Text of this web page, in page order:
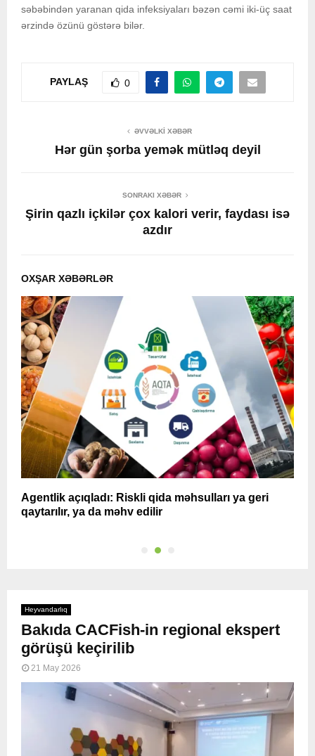
səbəbindən yaranan qida infeksiyaları bəzən cəmi iki-üç saat
ərzində özünü göstərə bilər.
PAYLAŞ 0
ƏVVƏLKI XƏBƏR
Hər gün şorba yemək mütləq deyil
SONRAKI XƏBƏR
Şirin qazlı içkilər çox kalori verir, faydası isə
azdır
OXŞAR XƏBƏRLƏR
Agentlik açıqladı: Riskli qida məhsulları ya geri
qaytarılır, ya da məhv edilir
Heyvandarlıq
Bakıda CACFish-in regional ekspert
görüşü keçirilib
21 May 2026